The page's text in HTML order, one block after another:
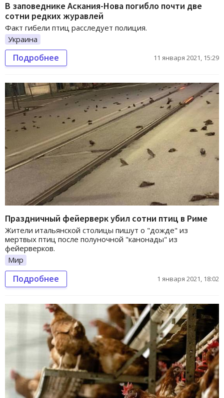
В заповеднике Аскания-Нова погибло почти две
сотни редких журавлей
Факт гибели птиц расследует полиция.
Украина
Подробнее 11 января 2021, 15:29
Праздничный фейерверк убил сотни птиц в Риме
Жители итальянской столицы пишут о "дожде" из
мертвых птиц после полуночной "канонады" из
фейерверков.
Мир
Подробнее 1 января 2021, 18:02